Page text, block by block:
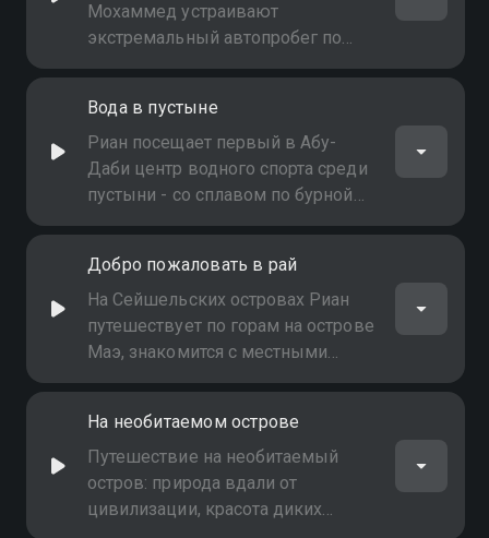
Мохаммед устраивают
экстремальный автопробег по
дюнам, а ближе к вечеру
местные жители угощают их
традиционными блюдами. Далее
а программе - сэндбординг на
гигантских песчаных дюнах
Вода в пустыне
Риан посещает первый в Абу-
Даби центр водного спорта среди
пустыни - со сплавом по бурной
реке и серфингом на рукотворном
водноспортивный курорт Аль-
Форсан, где посвящает целый
день вейкбордингу
Добро пожаловать в рай
На Сейшельских островах Риан
путешествует по горам на острове
Маэ, знакомится с местными
жителями, которые изучают флору
отправляется вместе с ними к
коралловым рифам
На необитаемом острове
Путешествие на необитаемый
остров: природа вдали от
цивилизации, красота диких